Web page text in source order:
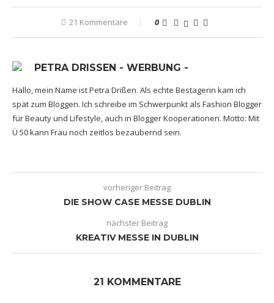
21 Kommentare 0
PETRA DRISSEN - WERBUNG -
Hallo, mein Name ist Petra Drißen. Als echte Bestagerin kam ich
spät zum Bloggen. Ich schreibe im Schwerpunkt als Fashion Blogger
für Beauty und Lifestyle, auch in Blogger Kooperationen. Motto: Mit
Ü 50 kann Frau noch zeitlos bezaubernd sein.
vorheriger Beitrag
DIE SHOW CASE MESSE DUBLIN
nächster Beitrag
KREATIV MESSE IN DUBLIN
21 KOMMENTARE